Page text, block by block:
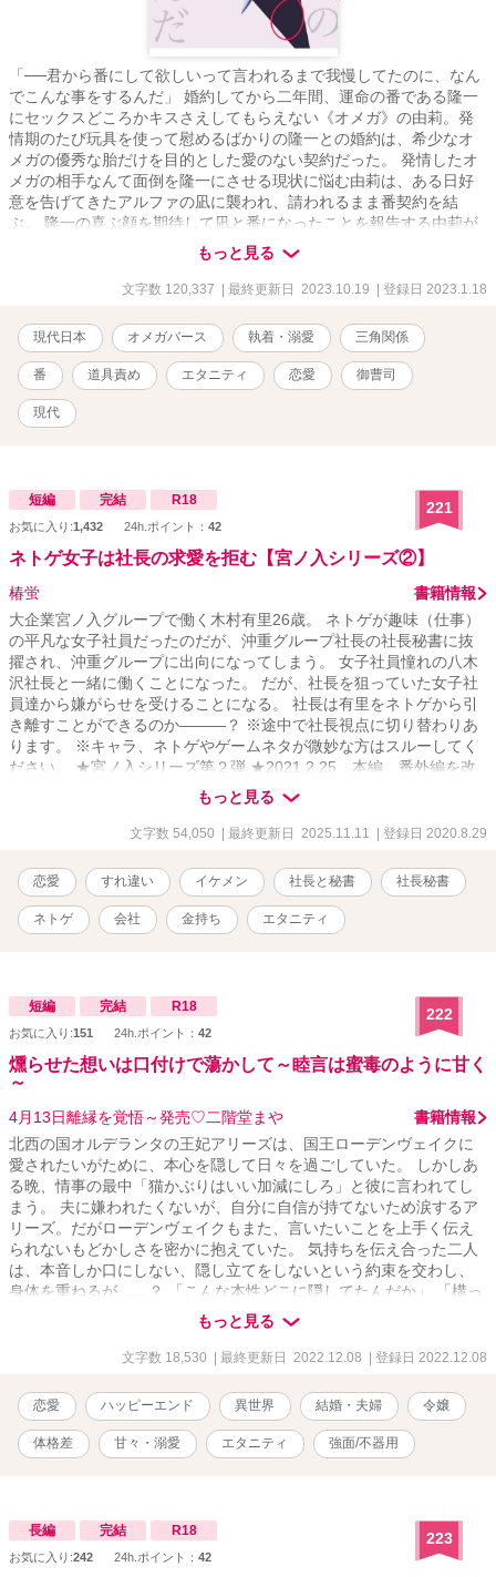
「──君から番にして欲しいって言われるまで我慢してたのに、なん
でこんな事をするんだ」 婚約してから二年間、運命の番である隆一
にセックスどころかキスさえしてもらえない《オメガ》の由莉。発
情期のたび玩具を使って慰めるばかりの隆一との婚約は、希少なオ
メガの優秀な胎だけを目的とした愛のない契約だった。 発情したオ
メガの相手なんて面倒を隆一にさせる現状に悩む由莉は、ある日好
意を告げてきたアルファの凪に襲われ、請われるまま番契約を結
ぶ。 隆一の喜ぶ顔を期待して凪と番になったことを報告する由莉が
目にしたのは、自身に興味などないと思っていた婚約者の異常なほ
どの執着と底無しの愛憎だった。 ぼろぼろ泣きながら由莉を手酷く
抱く隆一は、何度も何度も項を噛む。 「──俺の方がずっと愛して
投稿しております ※第16回恋愛小説大賞にエントリーしておりま
す。よろしくお願いします。→奨励賞をいただきました！たくさん
の応援や投票、ありがとうございました！
もっと見る
文字数 120,337 | 最終更新日 2023.10.19 | 登録日 2023.1.18
現代日本 オメガバース 執着・溺愛 三角関係
番 道具責め エタニティ 恋愛 御曹司
現代
短編 完結 R18
お気に入り:1,432 24h.ポイント： 42
221
ネトゲ女子は社長の求愛を拒む【宮ノ入シリーズ②】
椿蛍
書籍情報
大企業宮ノ入グループで働く木村有里26歳。 ネトゲが趣味（仕事）
の平凡な女子社員だったのだが、沖重グループ社長の社長秘書に抜
擢され、沖重グループに出向になってしまう。 女子社員憧れの八木
沢社長と一緒に働くことになった。 だが、社長を狙っていた女子社
員達から嫌がらせを受けることになる。 社長は有里をネトゲから引
き離すことができるのか―――？ ※途中で社長視点に切り替わりあ
ります。 ※キャラ、ネトゲやゲームネタが微妙な方はスルーしてく
ださい。 ★宮ノ入シリーズ第２弾 ★2021.2.25 本編、番外編を改
稿しました。 【シリーズ① 若き社長は～コミカライズされまし
た】 【規約のため、引き下げました。他サイトのみの掲載となりま
す】 ★【コミカライズ記念：番外編】更新しました。
もっと見る
文字数 54,050 | 最終更新日 2025.11.11 | 登録日 2020.8.29
恋愛 すれ違い イケメン 社長と秘書 社長秘書
ネトゲ 会社 金持ち エタニティ
短編 完結 R18
お気に入り:151 24h.ポイント： 42
222
燻らせた想いは口付けで蕩かして～睦言は蜜毒のように甘く
～
4月13日離縁を覚悟～発売♡二階堂まや
書籍情報
北西の国オルデランタの王妃アリーズは、国王ローデンヴェイクに
愛されたいがために、本心を隠して日々を過ごしていた。 しかしあ
る晩、情事の最中「猫かぶりはいい加減にしろ」と彼に言われてし
まう。 夫に嫌われたくないが、自分に自信が持てないため涙するア
リーズ。だがローデンヴェイクもまた、言いたいことを上手く伝え
られないもどかしさを密かに抱えていた。 気持ちを伝え合った二人
は、本音しか口にしない、隠し立てをしないという約束を交わし、
身体を重ねるが……？ 「こんな本性どこに隠してたんだか」 「構っ
て欲しい人だったなんて、思いませんでしたわ」 さてさて、互いの
本性を知った夫婦の行く末やいかに。 +ムーンライトノベルズにも掲
載しております。
もっと見る
文字数 18,530 | 最終更新日 2022.12.08 | 登録日 2022.12.08
恋愛 ハッピーエンド 異世界 結婚・夫婦 令嬢
体格差 甘々・溺愛 エタニティ 強面/不器用
長編 完結 R18
お気に入り:242 24h.ポイント： 42
223